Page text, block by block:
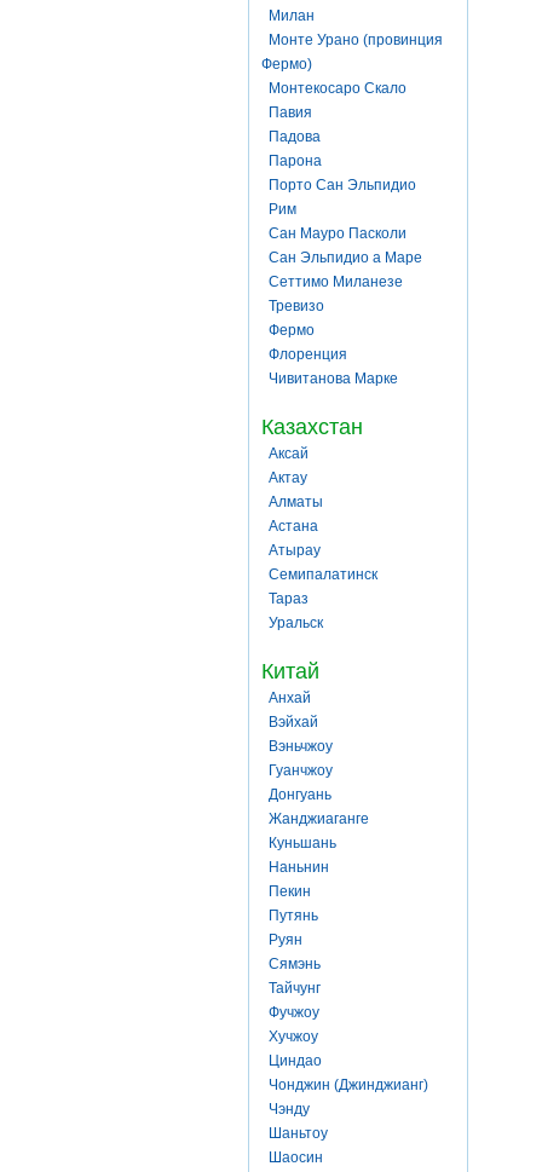
Милан
Монте Урано (провинция
Фермо)
Монтекосаро Скало
Павия
Падова
Парона
Порто Сан Эльпидио
Рим
Сан Мауро Пасколи
Сан Эльпидио а Маре
Сеттимо Миланезе
Тревизо
Фермо
Флоренция
Чивитанова Марке
Казахстан
Аксай
Актау
Алматы
Астана
Атырау
Семипалатинск
Тараз
Уральск
Китай
Анхай
Вэйхай
Вэньчжоу
Гуанчжоу
Донгуань
Жанджиаганге
Куньшань
Наньнин
Пекин
Путянь
Руян
Сямэнь
Тайчунг
Фучжоу
Хучжоу
Циндао
Чонджин (Джинджианг)
Чэнду
Шаньтоу
Шаосин